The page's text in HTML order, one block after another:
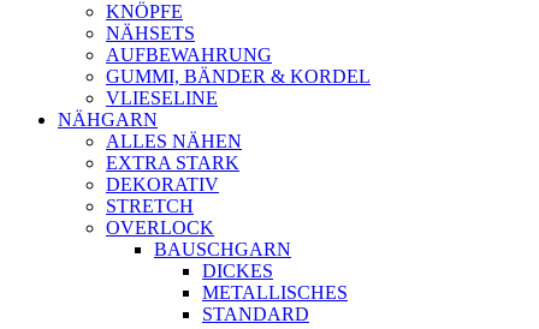
KNÖPFE
NÄHSETS
AUFBEWAHRUNG
GUMMI, BÄNDER & KORDEL
VLIESELINE
NÄHGARN
ALLES NÄHEN
EXTRA STARK
DEKORATIV
STRETCH
OVERLOCK
BAUSCHGARN
DICKES
METALLISCHES
STANDARD